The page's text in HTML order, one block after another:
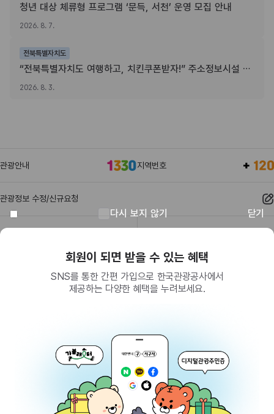
청년 대상 체류형 프로그램 ‘문득, 서천’ 운영 모집 안내
2026. 8. 7.
전북특별자치도
“전북특별자치도 여행하고, 치킨쿠폰받자!” 주소정보시설 SNS 인증이벤트
2026. 8. 3.
다시 보지 않기 닫기
회원이 되면 받을 수 있는 혜택
SNS를 통한 간편 가입으로 한국관광공사에서
제공하는 다양한 혜택을 누려보세요.
관광안내 지역번호
관광정보 수정/신규요청
관광정보
202-81-50707
통신판매업신고
제2009-서울중구-1234호